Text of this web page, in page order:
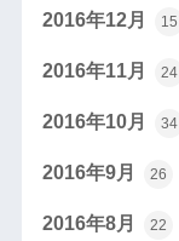
2016年12月 15
2016年11月 24
2016年10月 34
2016年9月 26
2016年8月 22